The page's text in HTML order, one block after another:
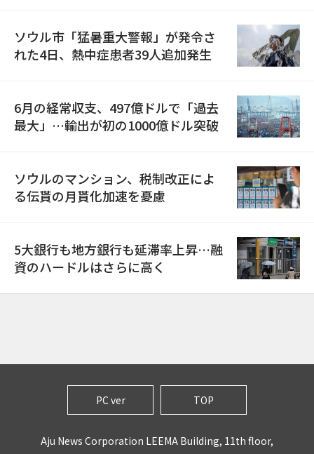
ソウル市「猛暑重大警報」が発令さ
れた4日、熱中症患者39人追加発生
6月の経常収支、497億ドルで「過去
最大」…輸出が初の1000億ドル突破
ソウルのマンション、税制改正によ
る伝貰の月貰化加速を憂慮
5大銀行も地方銀行も延滞率上昇…融
資のハードルはさらに高く
PC ver TOP
Aju News Corporation LEEMA Building, 11th floor,